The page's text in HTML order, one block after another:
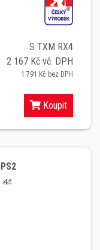
S TXM RX4
2 167 Kč vč. DPH
1 791 Kč bez DPH
Koupit